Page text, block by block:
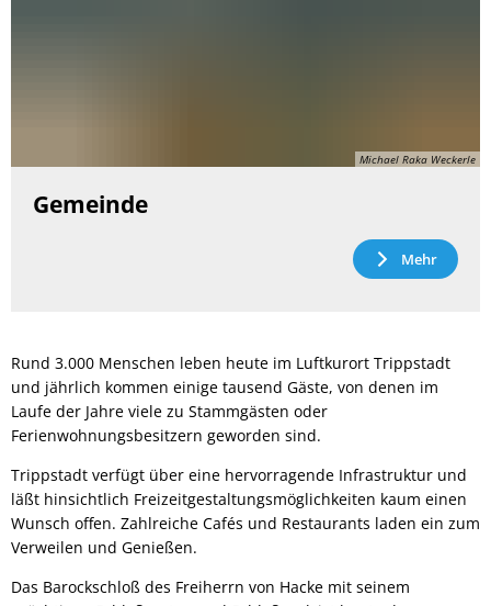
Michael Raka Weckerle
Gemeinde
Mehr
Rund 3.000 Menschen leben heute im Luftkurort Trippstadt
und jährlich kommen einige tausend Gäste, von denen im
Laufe der Jahre viele zu Stammgästen oder
Ferienwohnungsbesitzern geworden sind.
Trippstadt verfügt über eine hervorragende Infrastruktur und
läßt hinsichtlich Freizeitgestaltungsmöglichkeiten kaum einen
Wunsch offen. Zahlreiche Cafés und Restaurants laden ein zum
Verweilen und Genießen.
Das Barockschloß des Freiherrn von Hacke mit seinem